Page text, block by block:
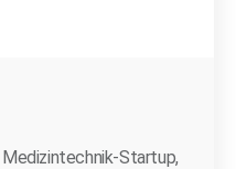
Startup,